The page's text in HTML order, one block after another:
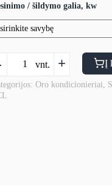
/ šildymo galia, kw
vnt. + Į
Oro kondicionieriai